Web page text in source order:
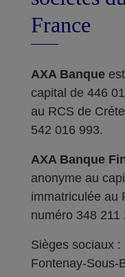
France
AXA Banque
capital de 446
au RCS de
542 016 993.
AXA Banque
anonyme au
immatriculée au
numéro 348 211
Sièges sociaux
Fontenay-Sous-